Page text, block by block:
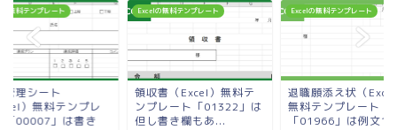
無料テンプレート
管理シート
）無料テンプレ
「00007」は書き
Excelの無料テンプレート
領収書（Excel）無料テ
ンプレート「01322」は
但し書き欄もあ...
Excelの無料テンプレート
退職願添え状（
無料テンプレート
「01966」は例文つ